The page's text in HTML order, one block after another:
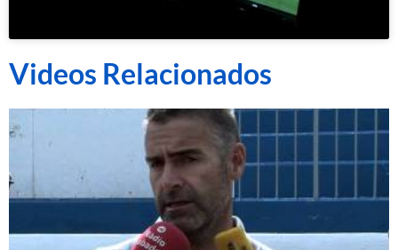
Videos Relacionados